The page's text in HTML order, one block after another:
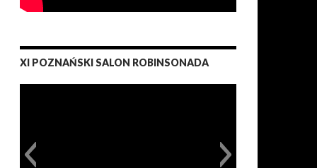
XI POZNAŃSKI SALON ROBINSONADA